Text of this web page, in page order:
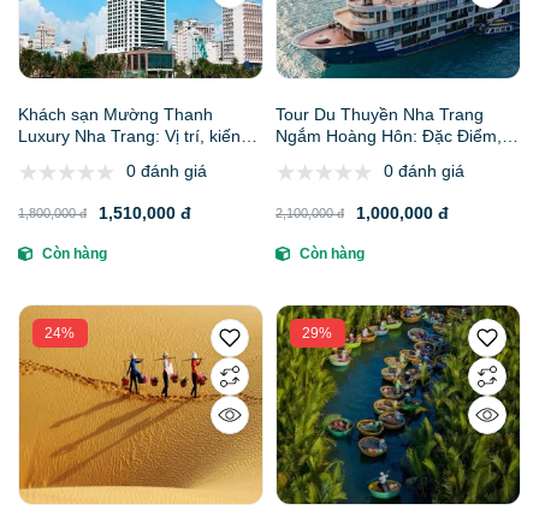
Khách sạn Mường Thanh
Luxury Nha Trang: Vị trí, kiến
phòng & kinh nghiệm đặt phòng
0 đánh giá
1,800,000 đ 1,510,000 đ
Còn hàng
Tour Du Thuyền Nha Trang
Ngắm Hoàng Hôn: Đặc Điểm,
Nghiệm Và Gợi Ý Đơn Vị Uy Tín
0 đánh giá
2,100,000 đ 1,000,000 đ
Còn hàng
24% 29%